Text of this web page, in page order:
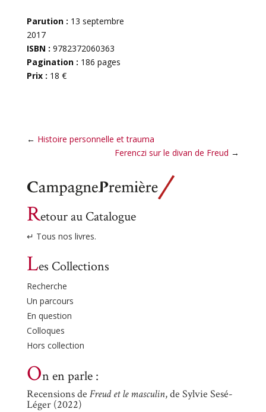
Parution : 13 septembre
2017
ISBN : 9782372060363
Pagination : 186 pages
Prix : 18 €
← Histoire personnelle et trauma
Ferenczi sur le divan de Freud →
Retour au Catalogue
↵ Tous nos livres.
Les Collections
Recherche
Un parcours
En question
Colloques
Hors collection
On en parle :
Recensions de Freud et le masculin, de Sylvie Sesé-
Léger (2022)